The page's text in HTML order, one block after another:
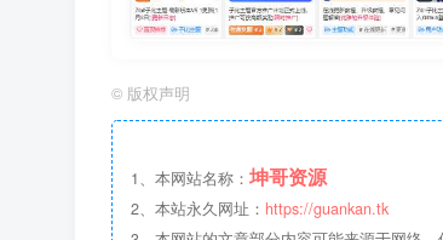
© 版权声明
1、本网站名称： 坤哥资源
2、本站永久网址： https://guankan.tk